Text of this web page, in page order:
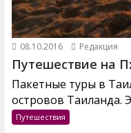
08.10.2016 Редакция
Путешествие на
Пакетные туры в
островов Таиланда.
Путешествия